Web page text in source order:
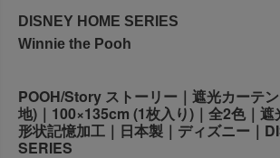
・全国から九州あてのお荷物
・九州から全国あてのお荷物
サービスへの影響が変更となる場合がご
お客さまにはご不便をおかけいたします
りますようお願い申し上げます。
いただきますのでよろしくお願いいたしま
商品の出荷は
2026年8月18日(火)以降とな
→ オーダー商品など、詳しくはこちらか
DISNEY HOME SERIES
Winnie the Pooh
POOH/Story ストーリー｜遮光カーテ
地)｜100×135cm (1枚入り)｜全2色｜遮
形状記憶加工｜日本製｜ディズニー｜
SERIES